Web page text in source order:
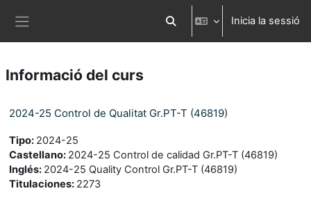
Commuta l'entrada de la cerca
Inicia la sessió
Informació del curs
2024-25 Control de Qualitat Gr.PT-T (46819)
Tipo: 2024-25
Castellano: 2024-25 Control de calidad Gr.PT-T (46819)
Inglés: 2024-25 Quality Control Gr.PT-T (46819)
Titulaciones: 2273